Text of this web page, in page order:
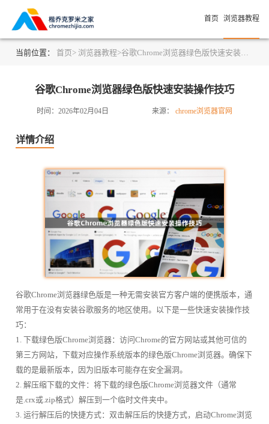
首页 浏览器教程
当前位置： 首页> 浏览器教程>谷歌Chrome浏览器绿色版快速安装操作技巧
谷歌Chrome浏览器绿色版快速安装操作技巧
时间：2026年02月04日 来源： chrome浏览器官网
详情介绍
谷歌Chrome浏览器绿色版是一种无需安装官方客户端的便携版本，通
常用于在没有安装谷歌服务的地区使用。以下是一些快速安装操作技
巧：
1. 下载绿色版Chrome浏览器：访问Chrome的官方网站或其他可信的
第三方网站，下载对应操作系统版本的绿色版Chrome浏览器。确保下
载的是最新版本，因为旧版本可能存在安全漏洞。
2. 解压缩下载的文件：将下载的绿色版Chrome浏览器文件（通常
是.crx或.zip格式）解压到一个临时文件夹中。
3. 运行解压后的快捷方式：双击解压后的快捷方式，启动Chrome浏览